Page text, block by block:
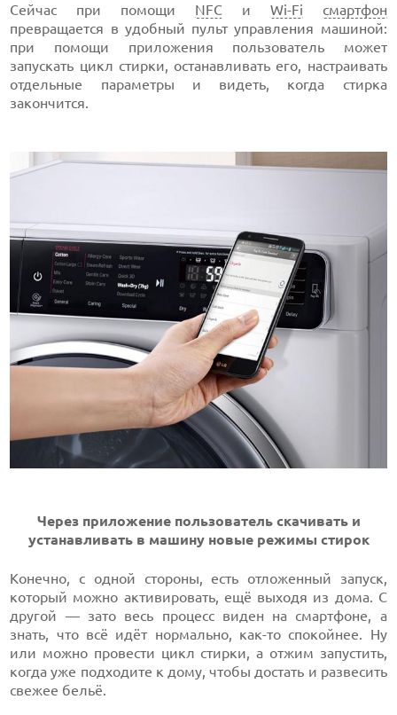
Сейчас при помощи NFC и Wi-Fi
смартфон
превращается в удобный пульт управления машиной:
при помощи приложения пользователь может
запускать цикл стирки, останавливать его, настраивать
отдельные параметры и видеть, когда стирка
закончится.
Через приложение пользователь скачивать и
устанавливать в машину новые режимы стирок
Конечно, с одной стороны, есть отложенный запуск,
который можно активировать, ещё выходя из дома. С
другой — зато весь процесс виден на смартфоне, а
знать, что всё идёт нормально, как-то спокойнее. Ну
или можно провести цикл стирки, а отжим запустить,
когда уже подходите к дому, чтобы достать и развесить
свежее бельё.